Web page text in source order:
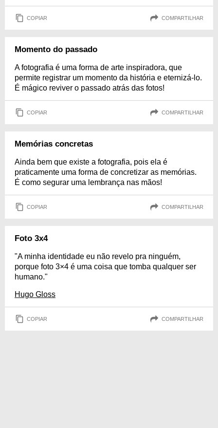
COPIAR COMPARTILHAR
Momento do passado
A fotografia é uma forma de arte inspiradora, que
permite registrar um momento da história e eternizá-lo.
É mágico reviver o passado atrás das fotos!
COPIAR COMPARTILHAR
Memórias concretas
Ainda bem que existe a fotografia, pois ela é
praticamente uma forma de concretizar as memórias.
É como segurar uma lembrança nas mãos!
COPIAR COMPARTILHAR
Foto 3x4
"A minha identidade eu não revelo pra ninguém,
porque foto 3×4 é uma coisa que tomba qualquer ser
humano."
Hugo Gloss
COPIAR COMPARTILHAR